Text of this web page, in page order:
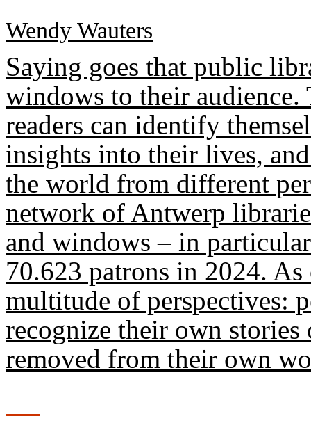
Wendy Wauters
Saying goes that public
windows to their
readers can identify
insights into their lives,
the world from different
network of Antwerp
and windows – in
70.623 patrons in 2024.
multitude of perspectives:
recognize their own
removed from their own